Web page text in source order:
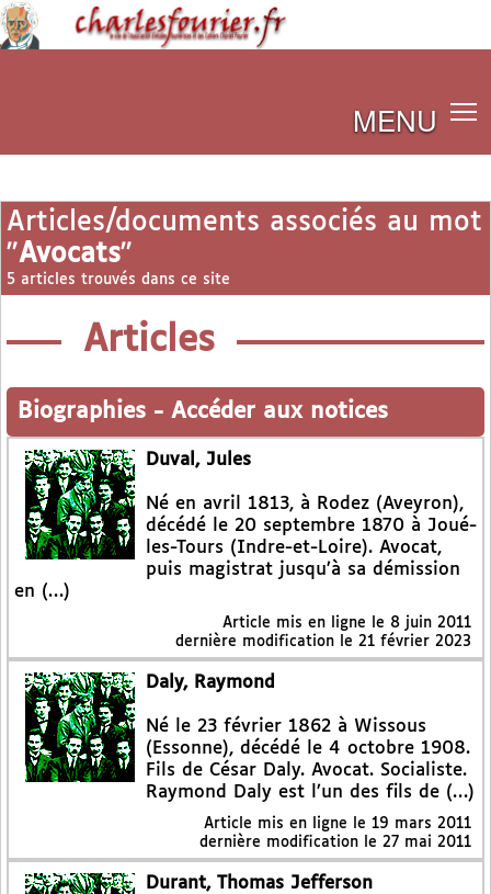
MENU
Articles/documents associés au mot
"Avocats"
5 articles trouvés dans ce site
Articles
Biographies - Accéder aux notices
Duval, Jules
Né en avril 1813, à Rodez (Aveyron),
décédé le 20 septembre 1870 à Joué-
les-Tours (Indre-et-Loire). Avocat,
puis magistrat jusqu’à sa démission
en (…)
Article mis en ligne le 8 juin 2011
dernière modification le 21 février 2023
Daly, Raymond
Né le 23 février 1862 à Wissous
(Essonne), décédé le 4 octobre 1908.
Fils de César Daly. Avocat. Socialiste.
Raymond Daly est l’un des fils de (…)
Article mis en ligne le 19 mars 2011
dernière modification le 27 mai 2011
Durant, Thomas Jefferson